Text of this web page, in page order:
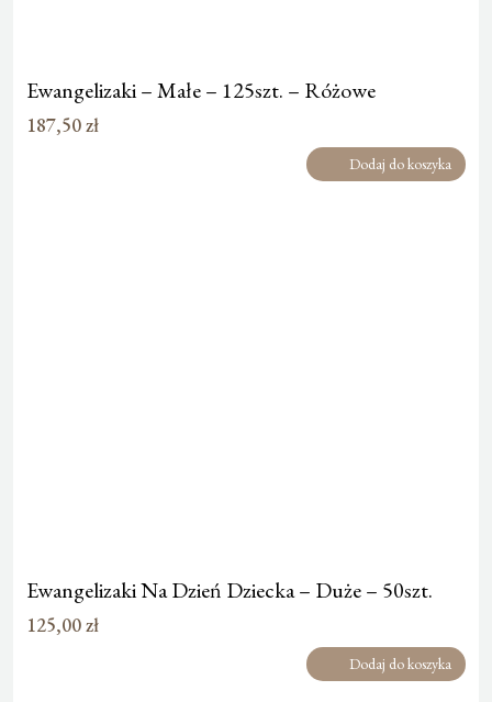
Ewangelizaki – Małe – 125szt. – Różowe
187,50zł
Dodaj do koszyka
Ewangelizaki Na Dzień Dziecka – Duże – 50szt.
125,00zł
Dodaj do koszyka